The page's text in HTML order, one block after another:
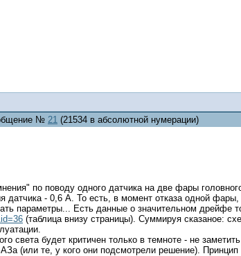
№ 21 (21534 в абсолютной нумерации)
по поводу одного датчика на две фары
датчика - 0,6 А. То есть, в момент отказа одной
параметры... Есть данные о значительном дрейфе
(таблица внизу страницы). Суммируя сказаное:
света будет критичен только в темноте - не
(или те, у кого они подсмотрели решение). Принцип